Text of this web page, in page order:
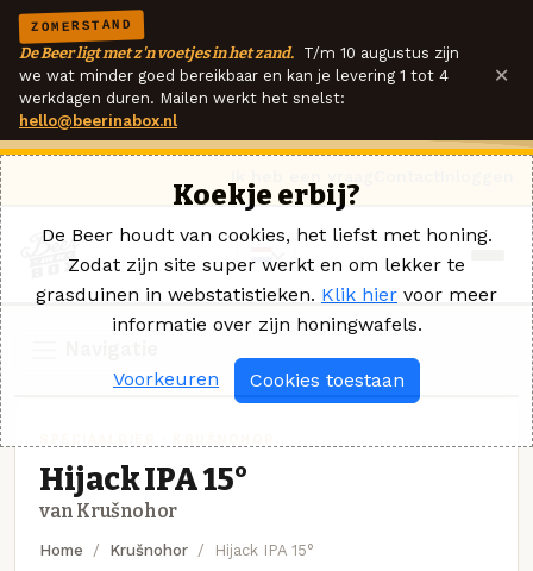
ZOMERSTAND
De Beer ligt met z'n voetjes in het zand. T/m 10 augustus zijn
we wat minder goed bereikbaar en kan je levering 1 tot 4
werkdagen duren. Mailen werkt het snelst:
hello@beerinabox.nl
×
Hijack IPA 15°
van Krušnohor
Home Krušnohor Hijack IPA 15°
Koekje erbij?
De Beer houdt van cookies, het liefst met honing.
Zodat zijn site super werkt en om lekker te
grasduinen in webstatistieken. Klik hier voor meer
informatie over zijn honingwafels.
Voorkeuren Cookies toestaan